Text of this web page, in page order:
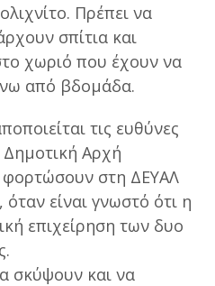
Πρέπει να
σπίτια και
χωριό που έχουν να
από βδομάδα.
τις ευθύνες
Αρχή
στη ΔΕΥΑΛ
είναι γνωστό ότι η
επιχείρηση των δυο
σκύψουν και να